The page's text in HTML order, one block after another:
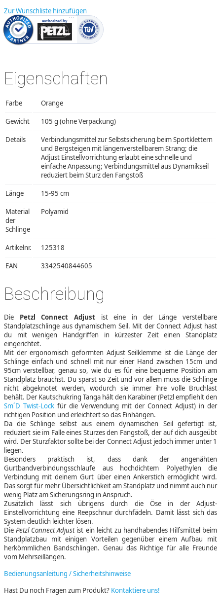
Zur Wunschliste hinzufügen
Eigenschaften
Farbe Orange
Gewicht 105 g (ohne Verpackung)
Details
Verbindungsmittel zur Selbstsicherung beim Sportklettern
und Bergsteigen mit längenverstellbarem Strang; die
Adjust Einstellvorrichtung erlaubt eine schnelle und
einfache Anpassung; Verbindungsmittel aus Dynamikseil
reduziert beim Sturz den Fangstoß
Länge 15-95 cm
Material
der
Schlinge
Polyamid
Artikelnr. 125318
EAN 3342540844605
Beschreibung
Die Petzl Connect Adjust ist eine in der Länge verstellbare
Standplatzschlinge aus dynamischem Seil. Mit der Connect Adjust hast
du mit wenigen Handgriffen in kürzester Zeit einen Standplatz
eingerichtet.
Mit der ergonomisch geformten Adjust Seilklemme ist die Länge der
Schlinge einfach und schnell mit nur einer Hand zwischen 15cm und
95cm verstellbar, genau so, wie du es für eine bequeme Position am
Standplatz brauchst. Du sparst so Zeit und vor allem muss die Schlinge
nicht abgeknotet werden, wodurch sie immer ihre volle Bruchlast
behält. Der Kautschukring Tanga hält den Karabiner (Petzl empfiehlt den
Sm´D Twist-Lock für die Verwendung mit der Connect Adjust) in der
richtigen Position und erleichtert so das Einhängen.
Da die Schlinge selbst aus einem dynamischen Seil gefertigt ist,
reduziert sie im Falle eines Sturzes den Fangstoß, der auf dich ausgeübt
wird. Der Sturzfaktor sollte bei der Connect Adjust jedoch immer unter 1
liegen.
Besonders praktisch ist, dass dank der angenähten
Gurtbandverbindungsschlaufe aus hochdichtem Polyethylen die
Verbindung mit deinem Gurt über einen Ankerstich ermöglicht wird.
Das sorgt für mehr Übersichtlichkeit am Standplatz und nimmt auch nur
wenig Platz am Sicherungsring in Anspruch.
Zusätzlich lässt sich übrigens durch die Öse in der Adjust-
Einstellvorrichtung eine Reepschnur durchfädeln. Damit lässt sich das
System deutlich leichter lösen.
DiePetzl Connect Adjustist ein leicht zu handhabendes Hilfsmittel beim
Standplatzbau mit einigen Vorteilen gegenüber einem Aufbau mit
herkömmlichen Bandschlingen. Genau das Richtige für alle Freunde
vom Mehrseillängen.
Bedienungsanleitung / Sicherheitshinweise
Hast Du noch Fragen zum Produkt? Kontaktiere uns!